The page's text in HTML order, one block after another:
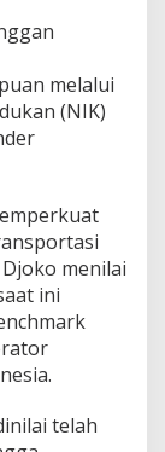
melalui
(NIK)
menilai
ini
telah